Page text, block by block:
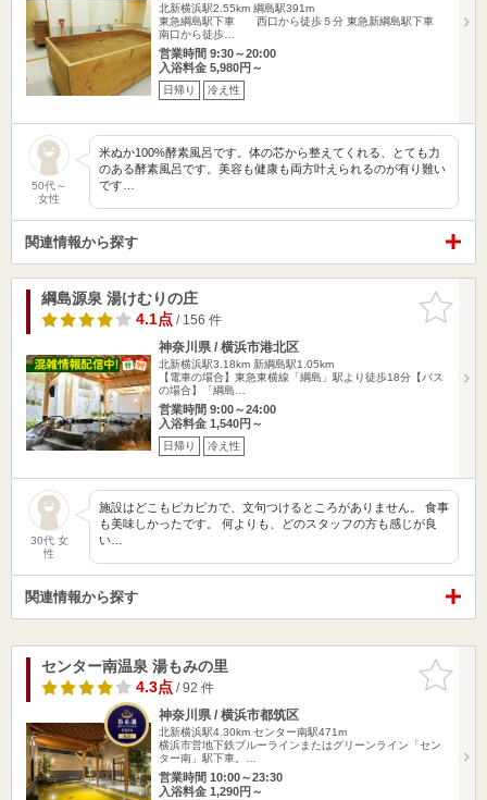
北新横浜駅2.55km 綱島駅391m
東急綱島駅下車 西口から徒歩５分 東急新綱島駅下車
南口から徒歩…
営業時間 9:30～20:00
入浴料金 5,980円～
日帰り 冷え性
50代～
女性
米ぬか100%酵素風呂です。体の芯から整えてくれる、とても力
のある酵素風呂です。美容も健康も両方叶えられるのが有り難い
です…
関連情報から探す
お気に入
りに追加
綱島源泉 湯けむりの庄
4.1点/ 156 件
神奈川県 / 横浜市港北区
北新横浜駅3.18km 新綱島駅1.05km
【電車の場合】東急東横線「綱島」駅より徒歩18分【バス
の場合】「綱島…
営業時間 9:00～24:00
入浴料金 1,540円～
日帰り 冷え性
30代 女
性
施設はどこもピカピカで、文句つけるところがありません。 食事
も美味しかったです。 何よりも、どのスタッフの方も感じが良
い…
関連情報から探す
お気に入
りに追加
センター南温泉 湯もみの里
4.3点/ 92 件
神奈川県 / 横浜市都筑区
北新横浜駅4.30km センター南駅471m
横浜市営地下鉄ブルーラインまたはグリーンライン「セン
ター南」駅下車。…
営業時間 10:00～23:30
入浴料金 1,290円～